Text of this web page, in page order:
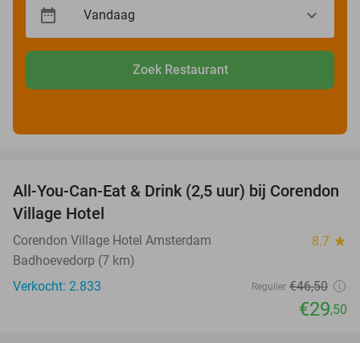
Zoek Restaurant
37%
All-You-Can-Eat & Drink (2,5 uur) bij Corendon
Village Hotel
Corendon Village Hotel Amsterdam 8.7 star
Badhoevedorp (7 km)
Verkocht: 2.833
Regulier €46,50
€29,50